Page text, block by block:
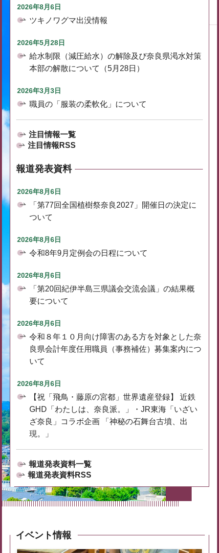
2026年8月6日
ツキノワグマ出没情報
2026年5月28日
給水制限（減圧給水）の解除及び奈良県渇水対策
本部の解散について（5月28日）
2026年3月3日
職員の「服装の柔軟化」について
注目情報一覧
注目情報RSS
報道発表資料
2026年8月6日
「第77回全国植樹祭奈良2027」開催日の決定に
ついて
2026年8月6日
令和8年9月定例会の日程について
2026年8月6日
「第20回紀伊半島三県議会交流会議」の結果概
要について
2026年8月6日
令和８年１０月向け障害のある方を対象とした奈
良県会計年度任用職員（事務補佐）募集案内につ
いて
2026年8月6日
【祝「飛鳥・藤原の宮都」世界遺産登録】 近鉄
GHD「わたしは、奈良派。」・JR東海「いざい
ざ奈良」コラボ企画 「神秘の石舞台古墳、出
現。」
報道発表資料一覧
報道発表資料RSS
イベント情報